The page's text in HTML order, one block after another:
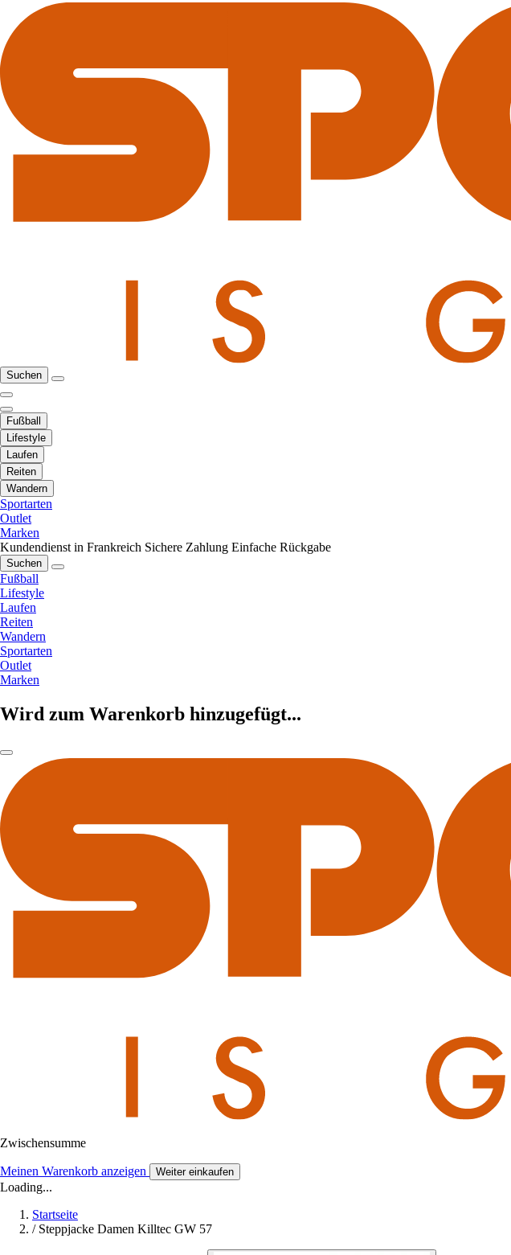
Suchen
Fußball
Lifestyle
Laufen
Reiten
Wandern
Sportarten
Outlet
Marken
Kundendienst in Frankreich Sichere Zahlung Einfache Rückgabe
Suchen
Fußball
Lifestyle
Laufen
Reiten
Wandern
Sportarten
Outlet
Marken
Wird zum Warenkorb hinzugefügt...
Zwischensumme
Meinen Warenkorb anzeigen Weiter einkaufen
Loading...
Startseite
/ Steppjacke Damen Killtec GW 57